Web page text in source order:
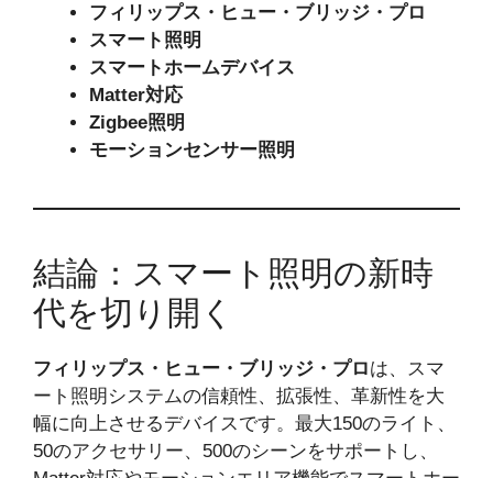
フィリップス・ヒュー・ブリッジ・プロ
スマート照明
スマートホームデバイス
Matter対応
Zigbee照明
モーションセンサー照明
結論：スマート照明の新時
代を切り開く
フィリップス・ヒュー・ブリッジ・プロは、スマ
ート照明システムの信頼性、拡張性、革新性を大
幅に向上させるデバイスです。最大150のライト、
50のアクセサリー、500のシーンをサポートし、